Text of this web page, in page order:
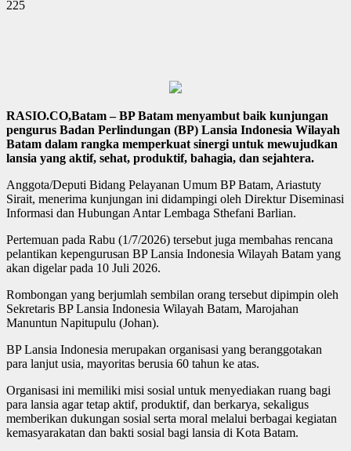
225
RASIO.CO,Batam – BP Batam menyambut baik kunjungan
pengurus Badan Perlindungan (BP) Lansia Indonesia Wilayah
Batam dalam rangka memperkuat sinergi untuk mewujudkan
lansia yang aktif, sehat, produktif, bahagia, dan sejahtera.
Anggota/Deputi Bidang Pelayanan Umum BP Batam, Ariastuty
Sirait, menerima kunjungan ini didampingi oleh Direktur Diseminasi
Informasi dan Hubungan Antar Lembaga Sthefani Barlian.
Pertemuan pada Rabu (1/7/2026) tersebut juga membahas rencana
pelantikan kepengurusan BP Lansia Indonesia Wilayah Batam yang
akan digelar pada 10 Juli 2026.
Rombongan yang berjumlah sembilan orang tersebut dipimpin oleh
Sekretaris BP Lansia Indonesia Wilayah Batam, Marojahan
Manuntun Napitupulu (Johan).
BP Lansia Indonesia merupakan organisasi yang beranggotakan
para lanjut usia, mayoritas berusia 60 tahun ke atas.
Organisasi ini memiliki misi sosial untuk menyediakan ruang bagi
para lansia agar tetap aktif, produktif, dan berkarya, sekaligus
memberikan dukungan sosial serta moral melalui berbagai kegiatan
kemasyarakatan dan bakti sosial bagi lansia di Kota Batam.